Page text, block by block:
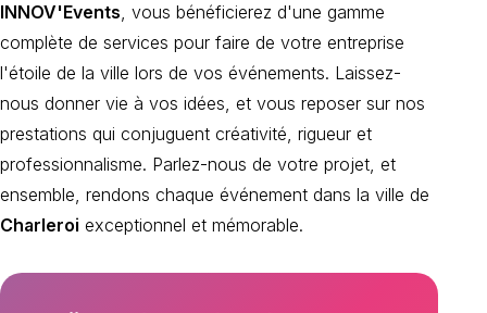
INNOV'Events, vous bénéficierez d'une gamme
complète de services pour faire de votre entreprise
l'étoile de la ville lors de vos événements. Laissez-
nous donner vie à vos idées, et vous reposer sur nos
prestations qui conjuguent créativité, rigueur et
professionnalisme. Parlez-nous de votre projet, et
ensemble, rendons chaque événement dans la ville de
Charleroi exceptionnel et mémorable.